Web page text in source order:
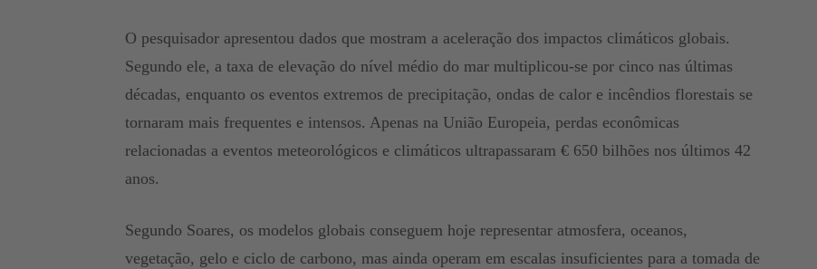
O pesquisador apresentou dados que mostram a aceleração dos impactos climáticos globais.
Segundo ele, a taxa de elevação do nível médio do mar multiplicou-se por cinco nas últimas
décadas, enquanto os eventos extremos de precipitação, ondas de calor e incêndios florestais se
tornaram mais frequentes e intensos. Apenas na União Europeia, perdas econômicas
relacionadas a eventos meteorológicos e climáticos ultrapassaram € 650 bilhões nos últimos 42
anos.
Segundo Soares, os modelos globais conseguem hoje representar atmosfera, oceanos,
vegetação, gelo e ciclo de carbono, mas ainda operam em escalas insuficientes para a tomada de